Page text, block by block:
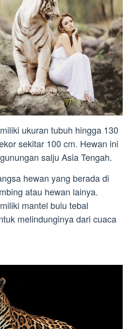
ukuran tubuh hingga 130
sekitar 100 cm. Hewan ini
salju Asia Tengah.
hewan yang berada di
atau hewan lainya.
mantel bulu tebal
melindunginya dari cuaca